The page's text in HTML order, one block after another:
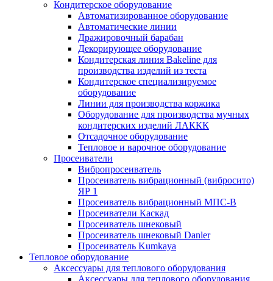
Кондитерское оборудование
Автоматизированное оборудование
Автоматические линии
Дражировочный барабан
Декорирующее оборудование
Кондитерская линия Bakeline для
производства изделий из теста
Кондитерское специализируемое
оборудование
Линии для производства коржика
Оборудование для производства мучных
кондитерских изделий ЛАККК
Отсадочное оборудование
Тепловое и варочное оборудование
Просеиватели
Вибропросеиватель
Просеиватель вибрационный (вибросито)
ЯР 1
Просеиватель вибрационный МПС-В
Просеиватели Каскад
Просеиватель шнековый
Просеиватель шнековый Danler
Просеиватель Kumkaya
Тепловое оборудование
Аксессуары для теплового оборудования
Аксессуары для теплового оборудования